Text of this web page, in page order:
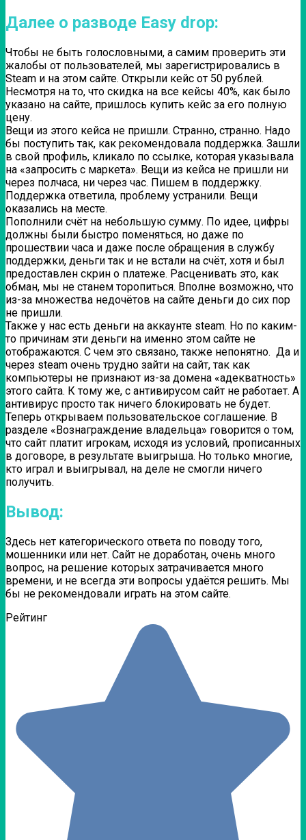
Далее о разводе Easy drop:
Чтобы не быть голословными, а самим проверить эти
жалобы от пользователей, мы зарегистрировались в
Steam и на этом сайте. Открыли кейс от 50 рублей.
Несмотря на то, что скидка на все кейсы 40%, как было
указано на сайте, пришлось купить кейс за его полную
цену.
Вещи из этого кейса не пришли. Странно, странно. Надо
бы поступить так, как рекомендовала поддержка. Зашли
в свой профиль, кликало по ссылке, которая указывала
на «запросить с маркета». Вещи из кейса не пришли ни
через полчаса, ни через час. Пишем в поддержку.
Поддержка ответила, проблему устранили. Вещи
оказались на месте.
Пополнили счёт на небольшую сумму. По идее, цифры
должны были быстро поменяться, но даже по
прошествии часа и даже после обращения в службу
поддержки, деньги так и не встали на счёт, хотя и был
предоставлен скрин о платеже. Расценивать это, как
обман, мы не станем торопиться. Вполне возможно, что
из-за множества недочётов на сайте деньги до сих пор
не пришли.
Также у нас есть деньги на аккаунте steam. Но по каким-
то причинам эти деньги на именно этом сайте не
отображаются. С чем это связано, также непонятно. Да и
через steam очень трудно зайти на сайт, так как
компьютеры не признают из-за домена «адекватность»
этого сайта. К тому же, с антивирусом сайт не работает. А
антивирус просто так ничего блокировать не будет.
Теперь открываем пользовательское соглашение. В
разделе «Вознаграждение владельца» говорится о том,
что сайт платит игрокам, исходя из условий, прописанных
в договоре, в результате выигрыша. Но только многие,
кто играл и выигрывал, на деле не смогли ничего
получить.
Вывод:
Здесь нет категорического ответа по поводу того,
мошенники или нет. Сайт не доработан, очень много
вопрос, на решение которых затрачивается много
времени, и не всегда эти вопросы удаётся решить. Мы
бы не рекомендовали играть на этом сайте.
Рейтинг